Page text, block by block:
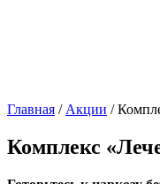
Главная / Акции /
Комплекс